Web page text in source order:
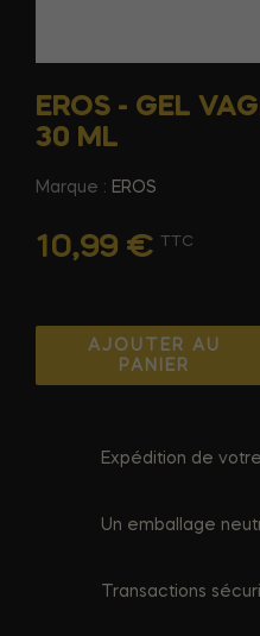
EROS - GEL
30 ML
Marque : EROS
10,99 € TTC
AJOUTER AU
PANIER
Expédition de
Un emballage
Transactions